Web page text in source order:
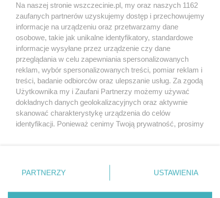
Wernisaże
Więcej
Specjalny koncert z okazji
20. urodzin portalu
wSzczecinie.pl
Regulamin konkursów
śniadaniówka "Hej
Szczecin! Jest piątek!"
Partnerzy
Praca Szczecin
© 2026 wSzczecinie.pl
Na naszej stronie wszczecinie.pl, my oraz naszych 1162
zaufanych partnerów uzyskujemy dostęp i przechowujemy
informacje na urządzeniu oraz przetwarzamy dane
osobowe, takie jak unikalne identyfikatory, standardowe
informacje wysyłane przez urządzenie czy dane
przeglądania w celu zapewniania spersonalizowanych
reklam, wybór spersonalizowanych treści, pomiar reklam i
treści, badanie odbiorców oraz ulepszanie usług. Za zgodą
Użytkownika my i Zaufani Partnerzy możemy używać
dokładnych danych geolokalizacyjnych oraz aktywnie
skanować charakterystykę urządzenia do celów
identyfikacji. Ponieważ cenimy Twoją prywatność, prosimy
prywatności znajdujący się w lewym dolnym rogu strony
. Niektóre rodzaje przetwarzania danych nie wymagają
PARTNERZY USTAWIENIA